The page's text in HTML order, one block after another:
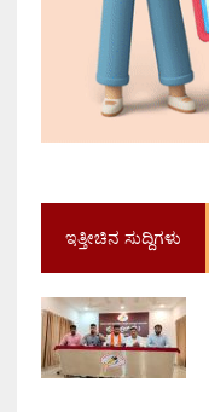
ಇತ್ತೀಚಿನ ಸುದ್ದಿಗಳು